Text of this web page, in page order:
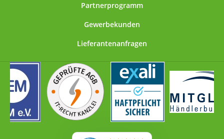
Partnerprogramm
Gewerbekunden
Lieferantenanfragen